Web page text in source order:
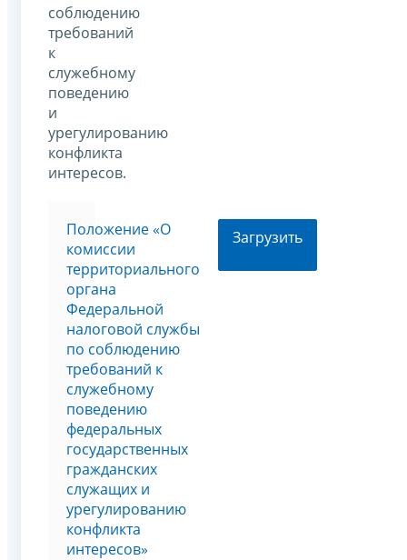
соблюдению
требований
к
служебному
поведению
и
урегулированию
конфликта
интересов.
Положение «О
комиссии
территориального
органа
Федеральной
налоговой службы
по соблюдению
требований к
служебному
поведению
федеральных
государственных
гражданских
служащих и
урегулированию
конфликта
интересов»
Загрузить